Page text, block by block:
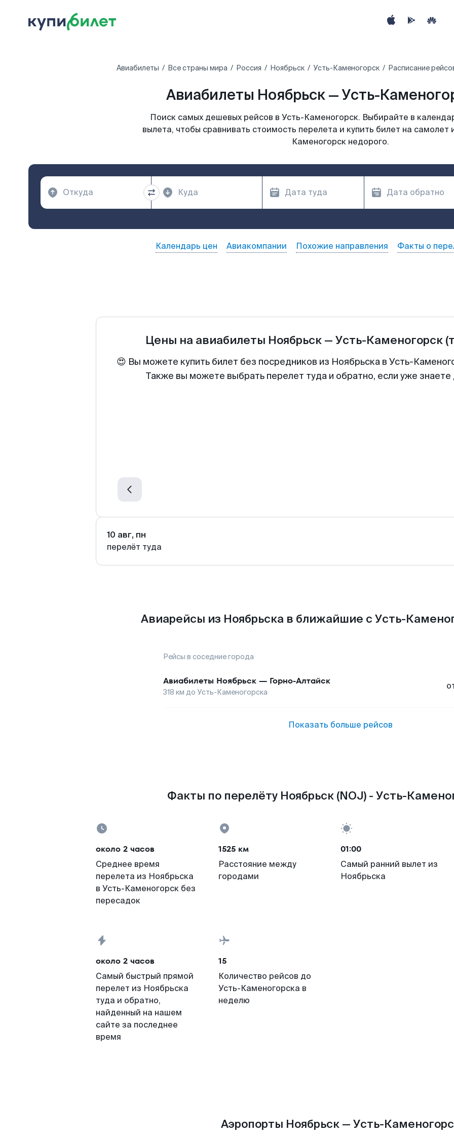
Авиабилеты Все страны мира Россия Ноябрьск Усть-Каменогорск Расписание
Авиабилеты Ноябрьск — Усть-
Поиск самых дешевых рейсов в Усть-Каменогорск. Выбирайте в
вылета, чтобы сравнивать стоимость перелета и купить билет на самолет
Каменогорск недорого.
Календарь цен Авиакомпании Похожие направления Факты о
Цены на авиабилеты Ноябрьск— Усть-Каменогорск
😍 Вы можете купить билет без посредников из Ноябрьска в Усть-
Также вы можете выбрать перелет туда и обратно, если уже
10 авг, пн
перелёт туда
Авиарейсы из Ноябрьска в ближайшие с Усть-
Рейсы в соседние города
Авиабилеты Ноябрьск — Горно-Алтайск
318 км до Усть-Каменогорска
Показать больше рейсов
Факты по перелёту Ноябрьск (NOJ) - Усть-
около 2 часов
Среднее время
перелета из Ноябрьска
в Усть-Каменогорск без
пересадок
1525 км
Расстояние между
городами
01:00
Самый ранний вылет из
Ноябрьска
около 2 часов
Самый быстрый прямой
перелет из Ноябрьска
туда и обратно,
найденный на нашем
сайте за последнее
время
15
Количество рейсов до
Усть-Каменогорска в
неделю
Аэропорты Ноябрьск — Усть-